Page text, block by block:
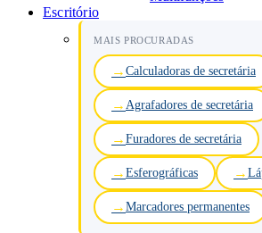
Escritório
MAIS PROCURADAS
Calculadoras de secretária
Agrafadores de secretária
Furadores de secretária
Esferográficas
Marcadores permanentes